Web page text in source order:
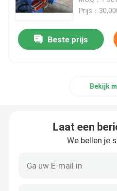
Kabel die Machine
Prijs：
Beste prijs
Bekijk
Laat een
We bellen je